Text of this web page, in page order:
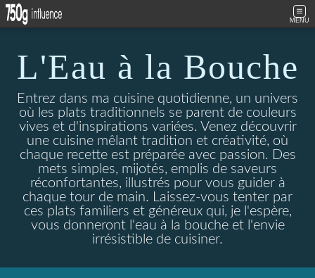
MENU
L'Eau à la Bouche
Entrez dans ma cuisine quotidienne, un univers
où les plats traditionnels se parent de couleurs
vives et d'inspirations variées. Venez découvrir
une cuisine mêlant tradition et créativité, où
chaque recette est préparée avec passion. Des
mets simples, mijotés, emplis de saveurs
réconfortantes, illustrés pour vous guider à
chaque tour de main. Laissez-vous tenter par
ces plats familiers et généreux qui, je l'espère,
vous donneront l'eau à la bouche et l'envie
irrésistible de cuisiner.